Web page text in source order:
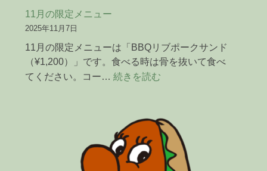
11月の限定メニュー
2025年11月7日
11月の限定メニューは「BBQリブポークサンド
（¥1,200）」です。食べる時は骨を抜いて食べ
てください。コー…続きを読む
の
限
定
メ